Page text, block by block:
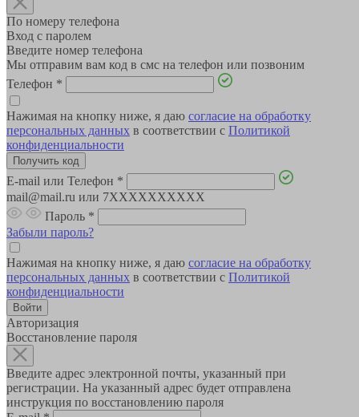
По номеру телефона
Вход с паролем
Введите номер телефона
Мы отправим вам код в смс на телефон или позвоним
Телефон *
Нажимая на кнопку ниже, я даю согласие на обработку
персональных данных в соответствии с Политикой
конфиденциальности
E-mail или Телефон *
mail@mail.ru или 7XXXXXXXXXX
Пароль *
Забыли пароль?
Нажимая на кнопку ниже, я даю согласие на обработку
персональных данных в соответствии с Политикой
конфиденциальности
Авторизация
Восстановление пароля
Введите адрес электронной почты, указанный при
регистрации. На указанный адрес будет отправлена
инструкция по восстановлению пароля